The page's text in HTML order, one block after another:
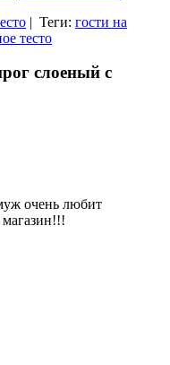
| Теги: гости на
тесто
слоеный с
очень любит